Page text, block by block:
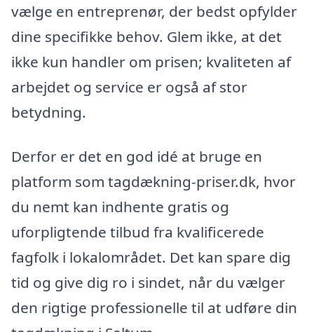
vælge en entreprenør, der bedst opfylder
dine specifikke behov. Glem ikke, at det
ikke kun handler om prisen; kvaliteten af
arbejdet og service er også af stor
betydning.
Derfor er det en god idé at bruge en
platform som tagdækning-priser.dk, hvor
du nemt kan indhente gratis og
uforpligtende tilbud fra kvalificerede
fagfolk i lokalområdet. Det kan spare dig
tid og give dig ro i sindet, når du vælger
den rigtige professionelle til at udføre din